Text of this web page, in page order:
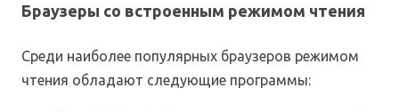
Браузеры со встроенным режимом чтения
Среди наиболее популярных браузеров режимом
чтения обладают следующие программы: